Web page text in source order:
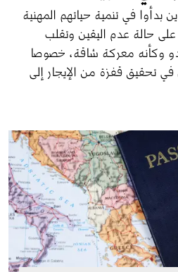
بدأوا في تنمية حياتهم المهنية
حالة عدم اليقين وتقلب
وكأنه معركة شاقة، خصوصا
في تحقيق قفزة من الإيجار إلى